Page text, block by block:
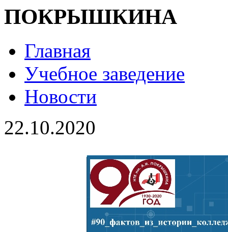
ПОКРЫШКИНА
Главная
Учебное заведение
Новости
22.10.2020